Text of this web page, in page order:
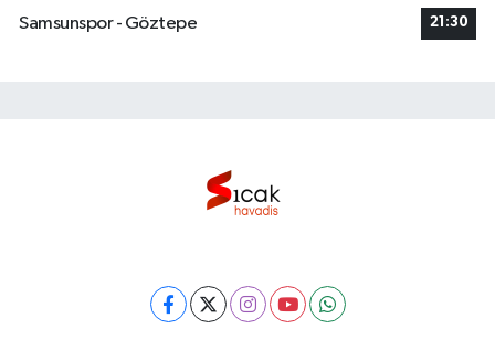
Samsunspor - Göztepe
21:30